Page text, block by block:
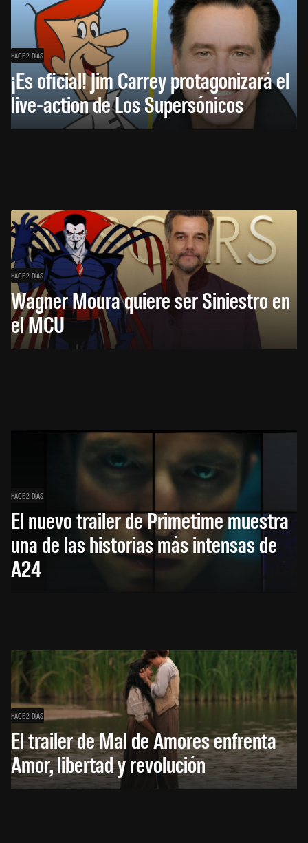
HACE 2 DÍAS
¡Es oficial! Jim Carrey protagonizará el
live-action de Los Supersónicos
HACE 2 DÍAS
Wagner Moura quiere ser Siniestro en
el MCU
HACE 2 DÍAS
El nuevo trailer de Primetime muestra
una de las historias más intensas de
A24
HACE 2 DÍAS
El trailer de Mal de Amores enfrenta
Amor, libertad y revolución